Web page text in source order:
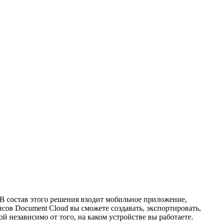
этого решения входит мобильное приложение,
Document Cloud вы сможете создавать, экспортировать,
независимо от того, на каком устройстве вы работаете.